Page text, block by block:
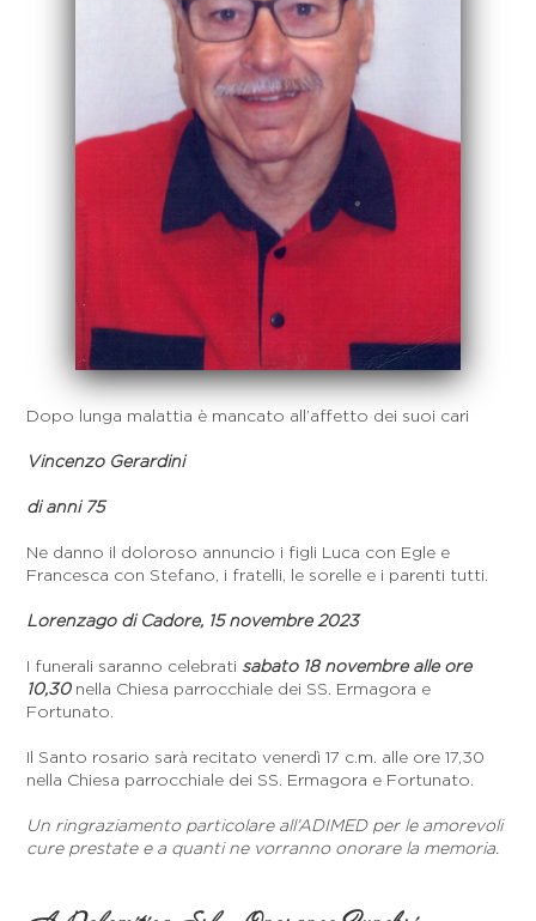
Dopo lunga malattia è mancato all’affetto dei suoi cari
Vincenzo Gerardini
di anni 75
Ne danno il doloroso annuncio i figli Luca con Egle e
Francesca con Stefano, i fratelli, le sorelle e i parenti tutti.
Lorenzago di Cadore, 15 novembre 2023
I funerali saranno celebrati sabato 18 novembre alle ore
10,30nella Chiesa parrocchiale dei SS. Ermagora e
Fortunato.
Il Santo rosario sarà recitato venerdì 17 c.m. alle ore 17,30
nella Chiesa parrocchiale dei SS. Ermagora e Fortunato.
Un ringraziamento particolare all’ADIMED per le amorevoli
cure prestate e a quanti ne vorranno onorare la memoria.